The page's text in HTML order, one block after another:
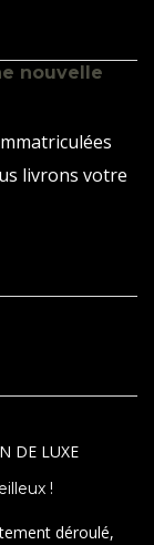
nouvelle
livrons votre
!
déroulé,